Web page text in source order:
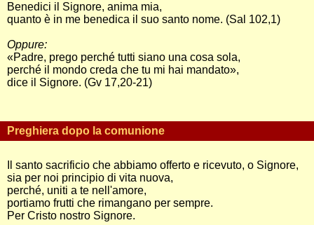
Benedici il Signore, anima mia,
quanto è in me benedica il suo santo nome. (Sal 102,1)
Oppure:
«Padre, prego perché tutti siano una cosa sola,
perché il mondo creda che tu mi hai mandato»,
dice il Signore. (Gv 17,20-21)
Preghiera dopo la comunione
Il santo sacrificio che abbiamo offerto e ricevuto, o Signore,
sia per noi principio di vita nuova,
perché, uniti a te nell'amore,
portiamo frutti che rimangano per sempre.
Per Cristo nostro Signore.